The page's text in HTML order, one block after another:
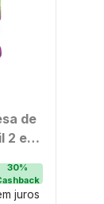
de
2 em
30%
juros